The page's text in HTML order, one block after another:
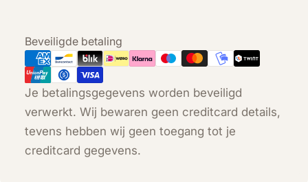
Beveiligde betaling
Betaalmethoden
Je betalingsgegevens worden beveiligd
verwerkt. Wij bewaren geen creditcard details,
tevens hebben wij geen toegang tot je
creditcard gegevens.